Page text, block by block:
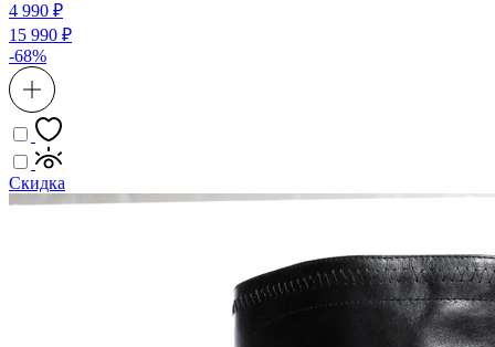
4 990 ₽
15 990 ₽
-68%
Скидка